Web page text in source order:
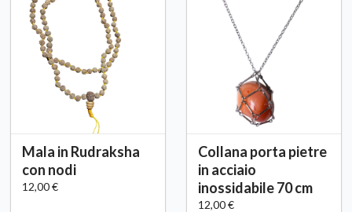
Mala in Rudraksha
con nodi
12,00 €
Collana porta pietre
in acciaio
inossidabile 70 cm
12,00 €